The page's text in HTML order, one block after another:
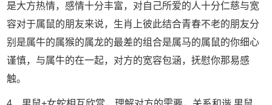
是大方热情，感情十分丰富，对自己所爱的人十分仁慈与宽
容对于属鼠的朋友来说，生肖上彼此结合青春不老的朋友分
别是属牛的属猴的属龙的最差的组合是属马的属鼠的你细心
谨慎，与属牛的在一起，对方的宽容包涵，抚慰你那易感
触。